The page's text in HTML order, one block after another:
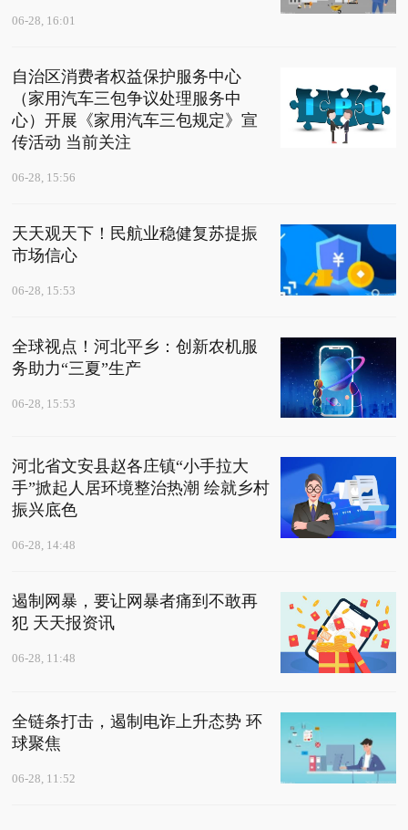
06-28, 16:01
自治区消费者权益保护服务中心
（家用汽车三包争议处理服务中
心）开展《家用汽车三包规定》宣
传活动 当前关注
06-28, 15:56
天天观天下！民航业稳健复苏提振
市场信心
06-28, 15:53
全球视点！河北平乡：创新农机服
务助力“三夏”生产
06-28, 15:53
河北省文安县赵各庄镇“小手拉大
手”掀起人居环境整治热潮 绘就乡村
振兴底色
06-28, 14:48
遏制网暴，要让网暴者痛到不敢再
犯 天天报资讯
06-28, 11:48
全链条打击，遏制电诈上升态势 环
球聚焦
06-28, 11:52